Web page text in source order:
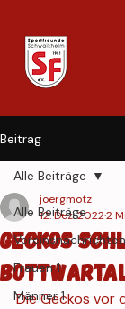
Beitrag
Alle Beiträge
Vereinsnachrichten
Frauen 1
Männer 1
Alle Beiträge
Geckos
joergmotz
12. Dez. 20222
Die Geckos vor